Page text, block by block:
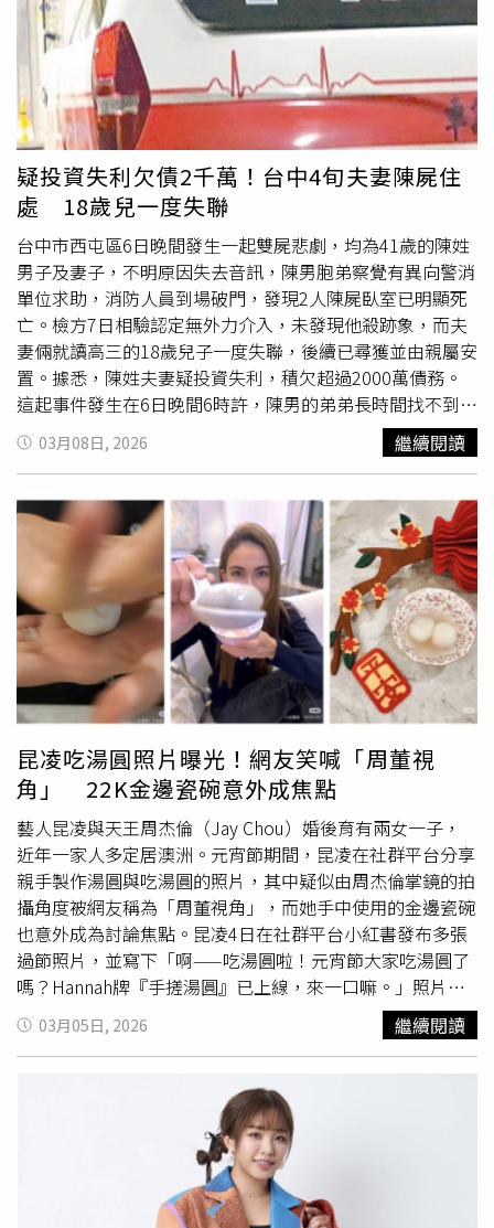
態下拍攝性愛影片，甚至在被錄影情況下遭逼迫進行極端性
行為。A女補充，金政勳控制慾極強，要求她每日需說30次
以上「我愛你」，限制與女性友人每日對話不得超過2句，
並在住處安裝24小時監視器監控行動。她還指出，對方強迫
每天至少2次的規律性行為，甚至在她罹患陰道炎及膀胱炎
期間仍持續施壓，並要求進行肛交行為。她指出，當時曾攜
帶相關資料前往律師事務所諮詢，但對方告知若缺乏錄音等
直接證據，加上訴訟時間與成本過高，建議不宜提告。她形
容當下「天都塌了」，也因此開始理解對方過去施暴時為何
會刻意搶走她的手機，避免留下證據。A女在信中嘆，自己
長期陷入是否揭露真相的痛苦掙扎，曾認為即使公開也無法
改變現狀，因此產生強烈自責與無力感。直到近期陸續收到
其他自稱受害者的訊息，她才決定再次站出來，並強調若未
來有更多補充資訊，仍會進一步對外說明。事件爆發後也間
接衝擊Jisoo形象，引發社群與相關討論區熱議。不過，該
名疑似大嫂的女子隨後再度發聲，強調外界不應將責任牽連
至Jisoo本人，並表示Jisoo對相關情況並不知情，自己最初
也並不知道當事人是Jisoo的哥哥，是在查詢資料後才得知
身分。A女今（19日）凌晨再度發文，透露自己在連日壓力
下身心狀況急遽惡化，幾乎數日未進食、也無法入睡，甚至
出現強烈輕生念頭。她表示，雖然獲得不少支持，但即使99
則正面留言，也可能被1則惡意評論徹底擊潰，讓她深刻體
會藝人與網紅長期面對網路暴力的心理壓力。她也提到，父
母稍早曾勸她不要獨自承擔過多壓力，認為年紀尚輕卻讓事
件曝光對她並不有利，希望雙方能以對彼此較有利的方式收
場。然而這番勸說並未帶來安慰，反而讓她情緒更加崩潰。
A女表示，自己是經過數個月反覆思考才決定公開，即便可
能遭受辱罵或陷入風險，也已做好承受一切的準備，如今若
草率結束，將質疑自身行動的意義。她同時擔憂未來可能遭
反咬貪圖金錢而虛構指控，讓自己承受更嚴重的污名。A女
亦強調，她先前呼籲外界不要牽連無辜人士，包括與事件無
關的家屬，是出於保護他人立場，但父母出於擔心所說的
話，卻對她造成比網路酸民更深的傷害，甚至讓她再次出現
「想死」的念頭。◎勇敢求救並非弱者，您的痛苦有人願意
傾聽，請撥打1995◎如果您覺得痛苦、似乎沒有出路，您
並不孤單，請撥打1925
疑投資失利欠債2千萬！台中4旬夫妻陳屍住
處 18歲兒一度失聯
台中市西屯區6日晚間發生一起雙屍悲劇，均為41歲的陳姓
男子及妻子，不明原因失去音訊，陳男胞弟察覺有異向警消
單位求助，消防人員到場破門，發現2人陳屍臥室已明顯死
亡。檢方7日相驗認定無外力介入，未發現他殺跡象，而夫
妻倆就讀高三的18歲兒子一度失聯，後續已尋獲並由親屬安
置。據悉，陳姓夫妻疑投資失利，積欠超過2000萬債務。
這起事件發生在6日晚間6時許，陳男的弟弟長時間找不到哥
哥及
，於6時46分報案，台中市消防局派出協和、工業
區分隊前往，轄區第六分局警方也與里長到場破門查看，目
睹陳姓夫妻2人倒在臥室床上，已明顯死亡。陳姓夫妻就讀
高三的兒子一度下落不明，經過緊急協尋已順利取得聯繫，
確認兒子只是傍晚後就不在家，後續在親屬陪同下製作筆
錄，並由親屬暫時安置。警方鑑識人員勘查現場後，初步排
除有外力介入。台中地檢署檢察官到東海殯儀館相驗，確認
陳姓夫妻沒有他殺嫌疑，確認無外力介入。 陳姓夫妻的鄰
居透露，陳男是汽車銷售業務員，妻子則在藥廠上班，未曾
聽聞家中有爭吵聲，與鄰里關係也不錯，平常多是兒子下樓
倒垃圾，碰到鄰居也會主動打招呼。鄰居表示，6日還看見
陳姓夫妻的兒子下樓處理垃圾，看起來沒有異樣，沒想到卻
發生夫妻雙亡的悲劇，相當訝異。據悉，陳姓夫妻疑似因投
資失利，背上超過2000萬元債務，詳細案情仍待進一步調
查釐清。 《CTWANT》關心您：如果您覺得痛苦、似乎沒
有出路，您並不孤單，請撥打1925。
03月08日, 2026 繼續閱讀
昆凌吃湯圓照片曝光！網友笑喊「周董視
角」 22K金邊瓷碗意外成焦點
藝人昆凌與天王周杰倫（Jay Chou）婚後育有兩女一子，
近年一家人多定居澳洲。元宵節期間，昆凌在社群平台分享
親手製作湯圓與吃湯圓的照片，其中疑似由周杰倫掌鏡的拍
攝角度被網友稱為「周董視角」，而她手中使用的金邊瓷碗
也意外成為討論焦點。昆凌4日在社群平台小紅書發布多張
過節照片，並寫下「啊——吃湯圓啦！元宵節大家吃湯圓了
嗎？Hannah牌『手搓湯圓』已上線，來一口嘛。」照片中
可見她坐在家中沙發上，一手端著花紋瓷碗，一手拿著湯
匙，將一顆圓潤的湯圓湊近鏡頭展示。畫面背景可見大片落
地窗與藝術畫作，室內空間寬敞明亮。昆凌也分享自己搓湯
圓的過程，只見她將白色糯米糰放在掌心來回揉搓，很快便
搓成圓形，動作俐落熟練，展現親手準備節日料理的過節氛
圍。貼文曝光後，不少粉絲注意到拍攝角度像是從對面近距
離拍攝，因此留言猜測掌鏡者可能是周杰倫，紛紛留言表示
的是不是杰倫」、「這是杰倫視角嗎」、
03月05日, 2026 繼續閱讀